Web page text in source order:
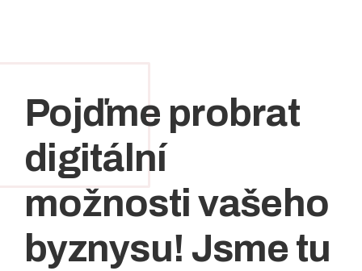
Pojďme probrat
digitální
možnosti vašeho
byznysu! Jsme tu